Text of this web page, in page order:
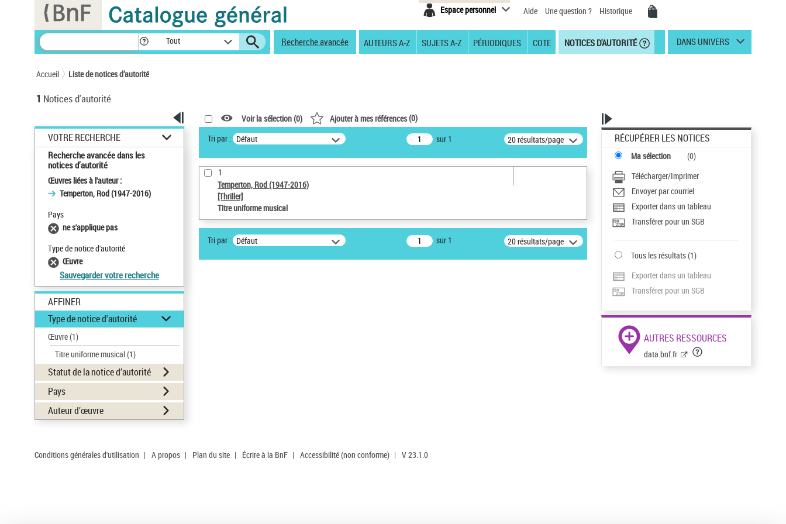
Espace personnel Aide Une question ? Historique
Tout Recherche avancée AUTEURS A-Z SUJETS A-Z PÉRIODIQUES COTE NOTICES D'AUTORITÉ DANS UNIVERS
Accueil Liste de notices d’autorité
1 Notices d'autorité
VOTRE RECHERCHE
Recherche avancée dans les
notices d’autorité
Œuvres liées à l'auteur :
Temperton, Rod (1947-2016)
Pays
ne s'applique pas
Type de notice d'autorité
Œuvre
Sauvegarder votre recherche
AFFINER
Type de notice d'autorité
Œuvre(1)
Titre uniforme musical(1)
Statut de la notice d’autorité
Pays
Auteur d’œuvre
Voir la sélection (0) Ajouter à mes références(0)
Tri par : Défaut sur 1 20 résultats/page
1
Temperton, Rod (1947-2016)
[Thriller]
Titre uniforme musical
Tri par : Défaut sur 1 20 résultats/page
RÉCUPÉRER LES NOTICES
Ma sélection (0)
Télécharger/Imprimer
Envoyer par courriel
Exporter dans un tableau
Transférer pour un SGB
Tous les résultats(1)
Exporter dans un tableau
Transférer pour un SGB
AUTRES RESSOURCES
data.bnf.fr
Conditions générales d'utilisation | A propos | Plan du site | Écrire à la BnF | Accessibilité (non conforme) | V 23.1.0
Panneau de gestion des cookies